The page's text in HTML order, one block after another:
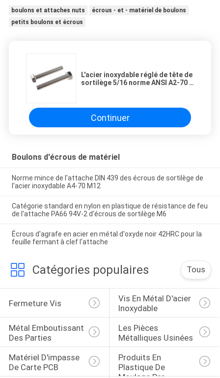
boulons et attaches nuts
écrous - et - matériel de boulons
petits boulons et écrous
L'acier inoxydable réglé de tête de
sortilège 5/16 norme ANSI A2-70 a
Continuer
Boulons d'écrous de matériel
Norme mince de l'attache DIN 439 des écrous de sortilège de
l'acier inoxydable A4-70 M12
Catégorie standard en nylon en plastique de résistance de feu
de l'attache PA66 94V-2 d'écrous de sortilège M6
Écrous d'agrafe en acier en métal d'oxyde noir 42HRC pour la
feuille fermant à clef l'attache
Catégories populaires Tous
Fermeture Vis
Vis En Métal D'acier
Inoxydable
Métal Emboutissant
Des Parties
Les Pièces
Métalliques Usinées
Matériel D'impasse
De Carte PCB
Produits En
Plastique De